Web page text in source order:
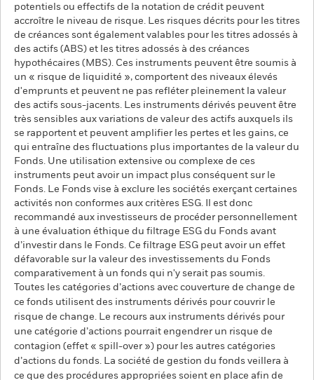
potentiels ou effectifs de la notation de crédit peuvent
accroître le niveau de risque. Les risques décrits pour les titres
de créances sont également valables pour les titres adossés à
des actifs (ABS) et les titres adossés à des créances
hypothécaires (MBS). Ces instruments peuvent être soumis à
un « risque de liquidité », comportent des niveaux élevés
d'emprunts et peuvent ne pas refléter pleinement la valeur
des actifs sous-jacents. Les instruments dérivés peuvent être
très sensibles aux variations de valeur des actifs auxquels ils
se rapportent et peuvent amplifier les pertes et les gains, ce
qui entraîne des fluctuations plus importantes de la valeur du
Fonds. Une utilisation extensive ou complexe de ces
instruments peut avoir un impact plus conséquent sur le
Fonds. Le Fonds vise à exclure les sociétés exerçant certaines
activités non conformes aux critères ESG. Il est donc
recommandé aux investisseurs de procéder personnellement
à une évaluation éthique du filtrage ESG du Fonds avant
d’investir dans le Fonds. Ce filtrage ESG peut avoir un effet
défavorable sur la valeur des investissements du Fonds
comparativement à un fonds qui n'y serait pas soumis.
Toutes les catégories d’actions avec couverture de change de
ce fonds utilisent des instruments dérivés pour couvrir le
risque de change. Le recours aux instruments dérivés pour
une catégorie d’actions pourrait engendrer un risque de
contagion (effet « spill-over ») pour les autres catégories
d’actions du fonds. La société de gestion du fonds veillera à
ce que des procédures appropriées soient en place afin de